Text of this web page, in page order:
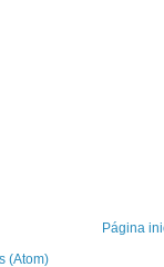
Página
(Atom)